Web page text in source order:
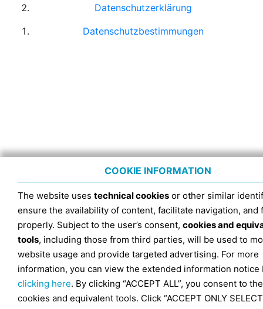
Datenschutzerklärung
Datenschutzbestimmungen
COOKIE INFORMATION
The website uses technical cookies or other similar
ensure the availability of content, facilitate navigation, and
properly. Subject to the user’s consent, cookies and
tools, including those from third parties, will be used to
website usage and provide targeted advertising. For more
information, you can view the extended information notice
clicking here. By clicking “ACCEPT ALL”, you consent to
cookies and equivalent tools. Click “ACCEPT ONLY